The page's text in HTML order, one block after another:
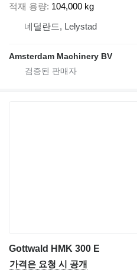
적재 용량 104,000 kg
네덜란드, Lelystad
Amsterdam Machinery BV
Gottwald HMK 300 E
가격은 요청 시 공개